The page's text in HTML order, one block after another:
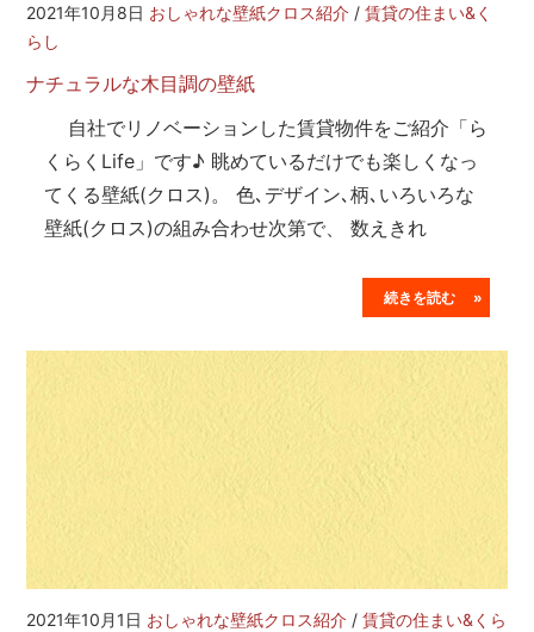
2021年10月8日 おしゃれな壁紙クロス紹介 /賃貸の住まい&く
らし
ナチュラルな木目調の壁紙
自社でリノベーションした賃貸物件をご紹介「ら
くらくLife」です♪ 眺めているだけでも楽しくなっ
てくる壁紙(クロス)。 色､デザイン､柄､いろいろな
壁紙(クロス)の組み合わせ次第で、 数えきれ
続きを読む »
2021年10月1日 おしゃれな壁紙クロス紹介 /賃貸の住まい&くら